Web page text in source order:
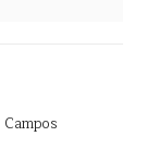
Campos